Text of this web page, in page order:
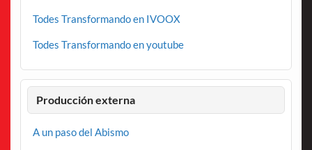
Todes Transformando en IVOOX
Todes Transformando en youtube
Producción externa
A un paso del Abismo